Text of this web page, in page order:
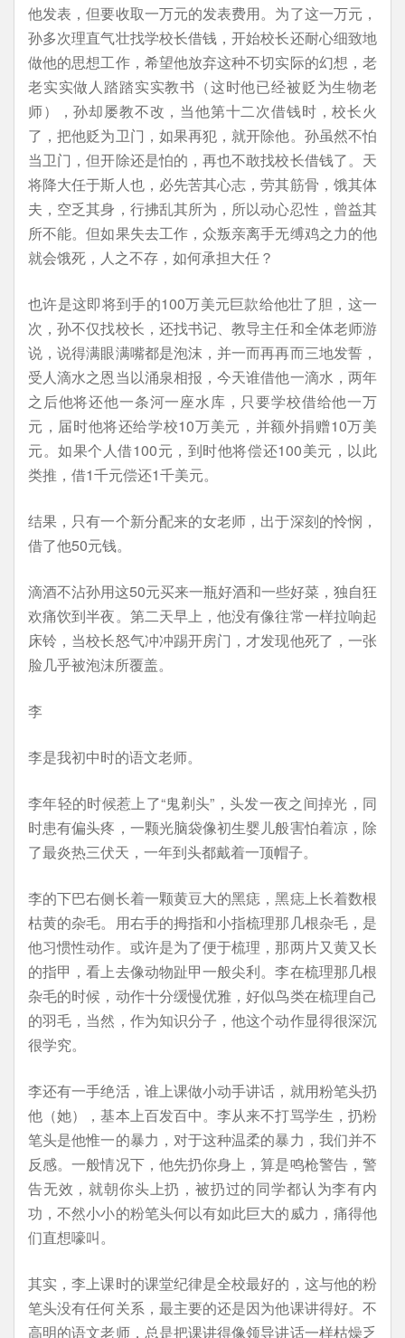
他发表，但要收取一万元的发表费用。为了这一万元，
孙多次理直气壮找学校长借钱，开始校长还耐心细致地
做他的思想工作，希望他放弃这种不切实际的幻想，老
老实实做人踏踏实实教书（这时他已经被贬为生物老
师），孙却屡教不改，当他第十二次借钱时，校长火
了，把他贬为卫门，如果再犯，就开除他。孙虽然不怕
当卫门，但开除还是怕的，再也不敢找校长借钱了。天
将降大任于斯人也，必先苦其心志，劳其筋骨，饿其体
夫，空乏其身，行拂乱其所为，所以动心忍性，曾益其
所不能。但如果失去工作，众叛亲离手无缚鸡之力的他
就会饿死，人之不存，如何承担大任？
也许是这即将到手的100万美元巨款给他壮了胆，这一
次，孙不仅找校长，还找书记、教导主任和全体老师游
说，说得满眼满嘴都是泡沫，并一而再再而三地发誓，
受人滴水之恩当以涌泉相报，今天谁借他一滴水，两年
之后他将还他一条河一座水库，只要学校借给他一万
元，届时他将还给学校10万美元，并额外捐赠10万美
元。如果个人借100元，到时他将偿还100美元，以此
类推，借1千元偿还1千美元。
结果，只有一个新分配来的女老师，出于深刻的怜悯，
借了他50元钱。
滴酒不沾孙用这50元买来一瓶好酒和一些好菜，独自狂
欢痛饮到半夜。第二天早上，他没有像往常一样拉响起
床铃，当校长怒气冲冲踢开房门，才发现他死了，一张
脸几乎被泡沫所覆盖。
李
李是我初中时的语文老师。
李年轻的时候惹上了“鬼剃头”，头发一夜之间掉光，同
时患有偏头疼，一颗光脑袋像初生婴儿般害怕着凉，除
了最炎热三伏天，一年到头都戴着一顶帽子。
李的下巴右侧长着一颗黄豆大的黑痣，黑痣上长着数根
枯黄的杂毛。用右手的拇指和小指梳理那几根杂毛，是
他习惯性动作。或许是为了便于梳理，那两片又黄又长
的指甲，看上去像动物趾甲一般尖利。李在梳理那几根
杂毛的时候，动作十分缓慢优雅，好似鸟类在梳理自己
的羽毛，当然，作为知识分子，他这个动作显得很深沉
很学究。
李还有一手绝活，谁上课做小动手讲话，就用粉笔头扔
他（她），基本上百发百中。李从来不打骂学生，扔粉
笔头是他惟一的暴力，对于这种温柔的暴力，我们并不
反感。一般情况下，他先扔你身上，算是鸣枪警告，警
告无效，就朝你头上扔，被扔过的同学都认为李有内
功，不然小小的粉笔头何以有如此巨大的威力，痛得他
们直想嚎叫。
其实，李上课时的课堂纪律是全校最好的，这与他的粉
笔头没有任何关系，最主要的还是因为他课讲得好。不
高明的语文老师，总是把课讲得像领导讲话一样枯燥乏